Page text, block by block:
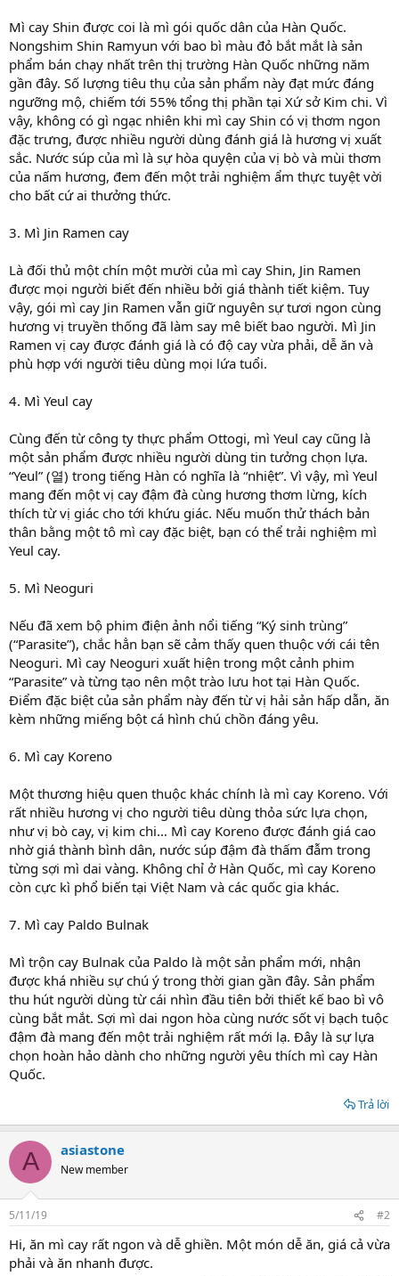
Mì cay Shin được coi là mì gói quốc dân của Hàn Quốc.
Nongshim Shin Ramyun với bao bì màu đỏ bắt mắt là sản
phẩm bán chạy nhất trên thị trường Hàn Quốc những năm
gần đây. Số lượng tiêu thụ của sản phẩm này đạt mức đáng
ngưỡng mộ, chiếm tới 55% tổng thị phần tại Xứ sở Kim chi. Vì
vậy, không có gì ngạc nhiên khi mì cay Shin có vị thơm ngon
đặc trưng, được nhiều người dùng đánh giá là hương vị xuất
sắc. Nước súp của mì là sự hòa quyện của vị bò và mùi thơm
của nấm hương, đem đến một trải nghiệm ẩm thực tuyệt vời
cho bất cứ ai thưởng thức.
3. Mì Jin Ramen cay
Là đối thủ một chín một mười của mì cay Shin, Jin Ramen
được mọi người biết đến nhiều bởi giá thành tiết kiệm. Tuy
vậy, gói mì cay Jin Ramen vẫn giữ nguyên sự tươi ngon cùng
hương vị truyền thống đã làm say mê biết bao người. Mì Jin
Ramen vị cay được đánh giá là có độ cay vừa phải, dễ ăn và
phù hợp với người tiêu dùng mọi lứa tuổi.
4. Mì Yeul cay
Cùng đến từ công ty thực phẩm Ottogi, mì Yeul cay cũng là
một sản phẩm được nhiều người dùng tin tưởng chọn lựa.
“Yeul” (열) trong tiếng Hàn có nghĩa là “nhiệt”. Vì vậy, mì Yeul
mang đến một vị cay đậm đà cùng hương thơm lừng, kích
thích từ vị giác cho tới khứu giác. Nếu muốn thử thách bản
thân bằng một tô mì cay đặc biệt, bạn có thể trải nghiệm mì
Yeul cay.
5. Mì Neoguri
Nếu đã xem bộ phim điện ảnh nổi tiếng “Ký sinh trùng”
(“Parasite”), chắc hẳn bạn sẽ cảm thấy quen thuộc với cái tên
Neoguri. Mì cay Neoguri xuất hiện trong một cảnh phim
“Parasite” và từng tạo nên một trào lưu hot tại Hàn Quốc.
Điểm đặc biệt của sản phẩm này đến từ vị hải sản hấp dẫn, ăn
kèm những miếng bột cá hình chú chồn đáng yêu.
6. Mì cay Koreno
Một thương hiệu quen thuộc khác chính là mì cay Koreno. Với
rất nhiều hương vị cho người tiêu dùng thỏa sức lựa chọn,
như vị bò cay, vị kim chi… Mì cay Koreno được đánh giá cao
nhờ giá thành bình dân, nước súp đậm đà thấm đẫm trong
từng sợi mì dai vàng. Không chỉ ở Hàn Quốc, mì cay Koreno
còn cực kì phổ biến tại Việt Nam và các quốc gia khác.
7. Mì cay Paldo Bulnak
Mì trộn cay Bulnak của Paldo là một sản phẩm mới, nhận
được khá nhiều sự chú ý trong thời gian gần đây. Sản phẩm
thu hút người dùng từ cái nhìn đầu tiên bởi thiết kế bao bì vô
cùng bắt mắt. Sợi mì dai ngon hòa cùng nước sốt vị bạch tuộc
đậm đà mang đến một trải nghiệm rất mới lạ. Đây là sự lựa
chọn hoàn hảo dành cho những người yêu thích mì cay Hàn
Quốc.
Trả lời
A asiastone
New member
5/11/19 #2
Hi, ăn mì cay rất ngon và dễ ghiền. Một món dễ ăn, giá cả vừa
phải và ăn nhanh được.